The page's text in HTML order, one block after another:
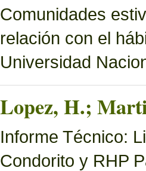
Comunidades
relación con el
Universidad
Lopez, H.;
Informe Técnico:
Condorito y RHP